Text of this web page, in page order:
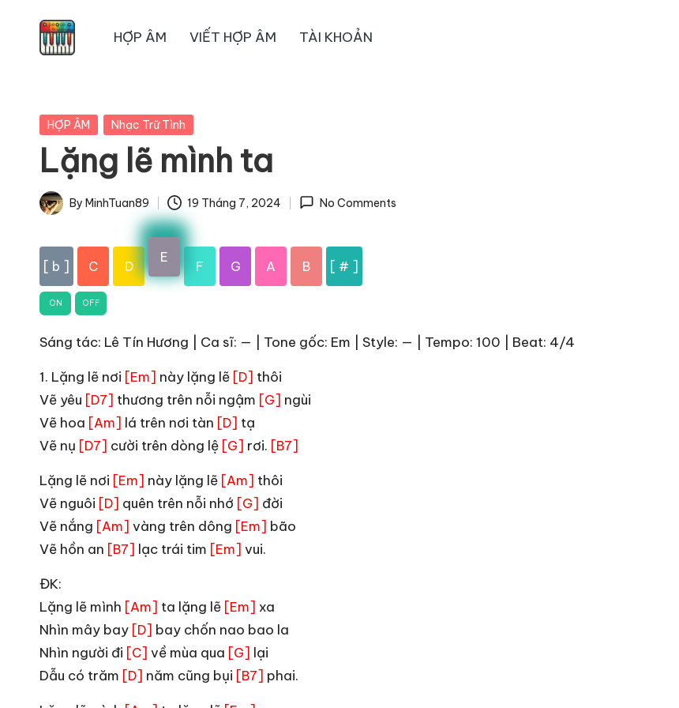
HỢP ÂM VIẾT HỢP ÂM TÀI KHOẢN
Posted
HỢP ÂM Nhạc Trữ Tình
Lặng lẽ mình ta
Posted
By MinhTuan89 19 Tháng 7, 2024 No Comments
[ b ] C D
E
F G A B [ # ]
ON OFF
Sáng tác: Lê Tín Hương | Ca sĩ: — | Tone gốc: Em | Style: — | Tempo: 100 | Beat: 4/4
1. Lặng lẽ nơi [Em] này lặng lẽ [D] thôi
Vẽ yêu [D7] thương trên nỗi ngậm [G] ngùi
Vẽ hoa [Am] lá trên nơi tàn [D] tạ
Vẽ nụ [D7] cười trên dòng lệ [G] rơi. [B7]
Lặng lẽ nơi [Em] này lặng lẽ [Am] thôi
Vẽ nguôi [D] quên trên nỗi nhớ [G] đời
Vẽ nắng [Am] vàng trên dông [Em] bão
Vẽ hồn an [B7] lạc trái tim [Em] vui.
ĐK:
Lặng lẽ mình [Am] ta lặng lẽ [Em] xa
Nhìn mây bay [D] bay chốn nao bao la
Nhìn người đi [C] về mùa qua [G] lại
Dẫu có trăm [D] năm cũng bụi [B7] phai.